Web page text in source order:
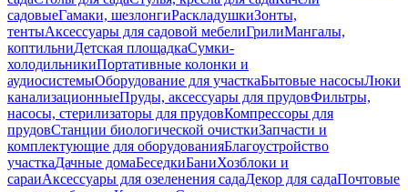
садовыеГамаки, шезлонгиРаскладушкиЗонты,
тентыАксессуары для садовой мебелиГрилиМангалы,
коптильниДетская площадкаСумки-
холодильникиПортативные колонки и
аудиосистемыОборудование для участкаБытовые насосыЛюки
канализационныеПруды, аксессуары для прудовФильтры,
насосы, стерилизаторы для прудовКомпрессоры для
прудовСтанции биологической очисткиЗапчасти и
комплектующие для оборудованияБлагоустройство
участкаДачные домаБеседкиБаниХозблоки и
сараиАксессуары для озеленения садаДекор для садаПочтовые